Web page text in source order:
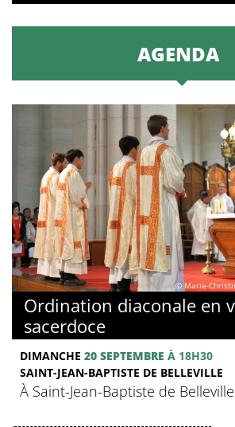
AGENDA
© Marie-
Ordination diaconale en
sacerdoce
DIMANCHE 20 SEPTEMBRE À 18H30
SAINT-JEAN-BAPTISTE DE BELLEVILLE
À Saint-Jean-Baptiste de